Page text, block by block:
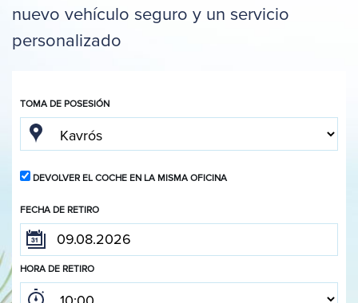
nuevo vehículo seguro y un servicio
personalizado
TOMA DE POSESIÓN
DEVOLVER EL COCHE EN LA MISMA OFICINA
FECHA DE RETIRO
HORA DE RETIRO